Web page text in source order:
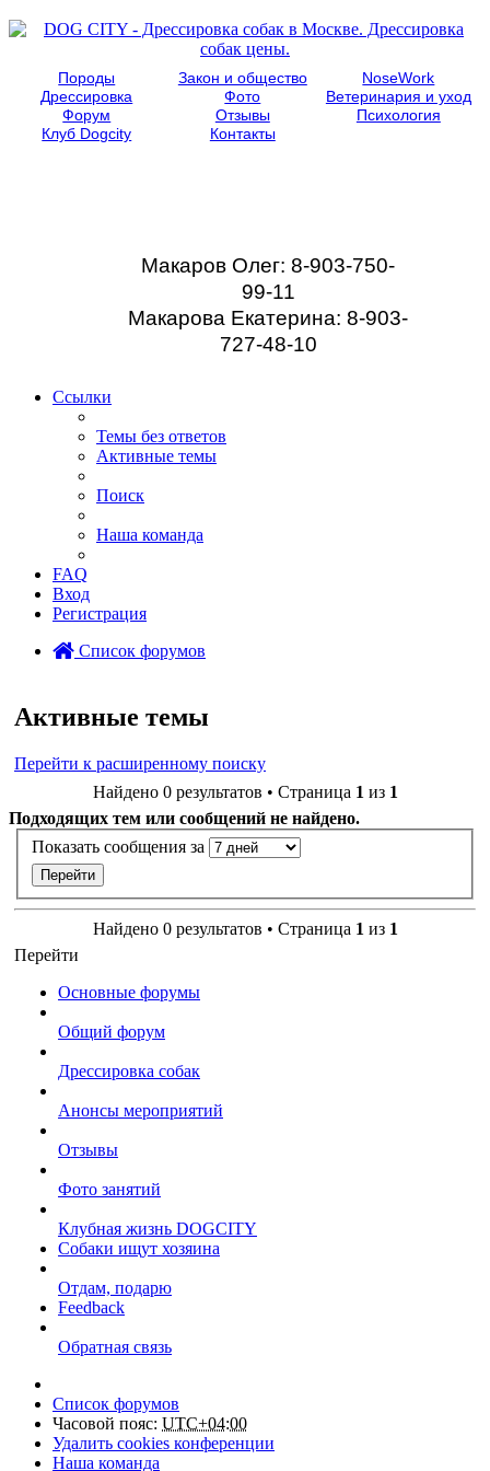
Породы Закон и общество
NoseWork
Дрессировка
Фото
Ветеринария и уход
Форум
Отзывы
Психология
Клуб Dogcity
Контакты
Макаров Олег: 8-903-750-
99-11
Макарова Екатерина: 8-903-
727-48-10
Ссылки
Темы без ответов
Активные темы
Поиск
Наша команда
FAQ
Вход
Регистрация
Список форумов
Активные темы
Перейти к расширенному поиску
Найдено 0 результатов • Страница 1 из 1
Подходящих тем или сообщений не найдено.
Показать сообщения за
Найдено 0 результатов • Страница 1 из 1
Перейти
Основные форумы
Общий форум
Дрессировка собак
Анонсы мероприятий
Отзывы
Фото занятий
Клубная жизнь DOGCITY
Собаки ищут хозяина
Отдам, подарю
Feedback
Обратная связь
Список форумов
Часовой пояс: UTC+04:00
Удалить cookies конференции
Наша команда